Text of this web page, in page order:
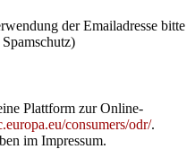
der Emailadresse bitte
Plattform zur Online-
consumers/odr/.
im Impressum.